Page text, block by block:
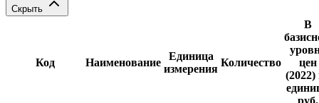
Скрыть
Код Наименование
Единица
измерения
Количество
В
цен
(2022)
руб.